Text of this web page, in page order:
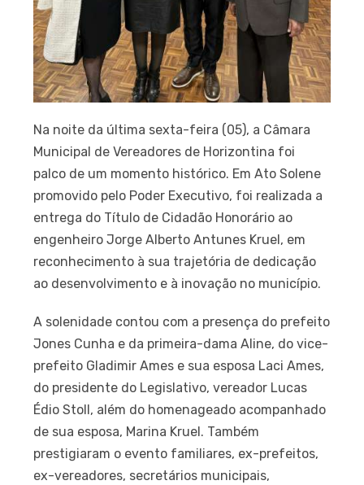
Na noite da última sexta-feira (05), a Câmara
Municipal de Vereadores de Horizontina foi
palco de um momento histórico. Em Ato Solene
promovido pelo Poder Executivo, foi realizada a
entrega do Título de Cidadão Honorário ao
engenheiro Jorge Alberto Antunes Kruel, em
reconhecimento à sua trajetória de dedicação
ao desenvolvimento e à inovação no município.
A solenidade contou com a presença do prefeito
Jones Cunha e da primeira-dama Aline, do vice-
prefeito Gladimir Ames e sua esposa Laci Ames,
do presidente do Legislativo, vereador Lucas
Édio Stoll, além do homenageado acompanhado
de sua esposa, Marina Kruel. Também
prestigiaram o evento familiares, ex-prefeitos,
ex-vereadores, secretários municipais,